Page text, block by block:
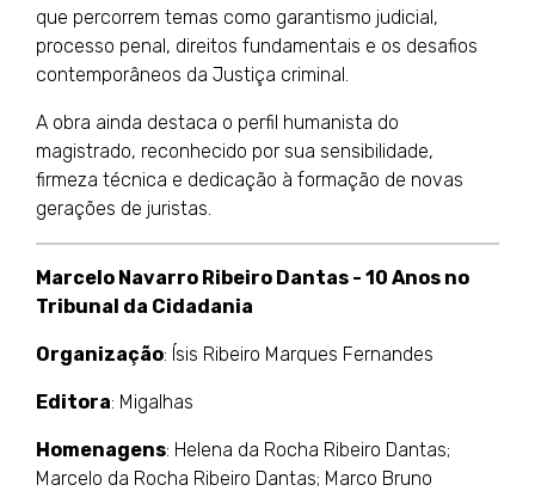
que percorrem temas como garantismo judicial,
processo penal, direitos fundamentais e os desafios
contemporâneos da Justiça criminal.
A obra ainda destaca o perfil humanista do
magistrado, reconhecido por sua sensibilidade,
firmeza técnica e dedicação à formação de novas
gerações de juristas.
Marcelo Navarro Ribeiro Dantas - 10 Anos no
Tribunal da Cidadania
Organização: Ísis Ribeiro Marques Fernandes
Editora: Migalhas
Homenagens: Helena da Rocha Ribeiro Dantas;
Marcelo da Rocha Ribeiro Dantas; Marco Bruno